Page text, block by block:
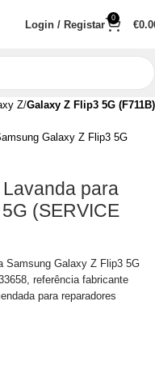
Login / Registar
0
€
Z Galaxy Z Flip3 5G (F711B)
para
(SERVICE
Samsung Galaxy Z Flip3 5G
referência fabricante
para reparadores